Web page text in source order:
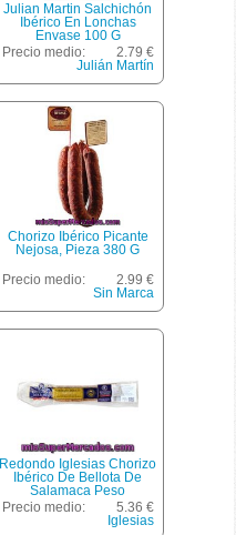
Julian Martin Salchichón
Ibérico En Lonchas
Envase 100 G
Precio medio:
2.79 €
Julián Martín
Chorizo Ibérico Picante
Nejosa, Pieza 380 G
Precio medio:
2.99 €
Sin Marca
Redondo Iglesias Chorizo
Ibérico De Bellota De
Salamaca Peso
Aproximado Pieza 450 G
Precio medio:
5.36 €
Iglesias